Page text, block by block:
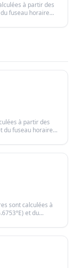
à partir des
fuseau horaire
à partir des
du fuseau horaire
sont calculées à
et du